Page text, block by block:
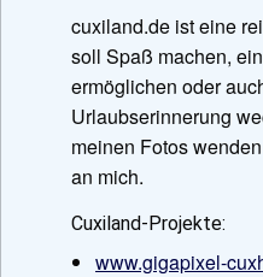
cuxiland.de ist eine
soll Spaß machen,
ermöglichen oder
Urlaubserinnerung
meinen Fotos
an mich.
Cuxiland-Projekte:
www.gigapixel-